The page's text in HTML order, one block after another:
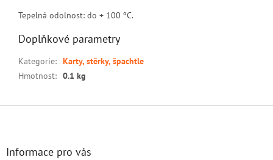
Tepelná odolnost: do + 100 ºC.
Doplňkové parametry
Kategorie: Karty, stěrky, špachtle
Hmotnost: 0.1 kg
Informace pro vás